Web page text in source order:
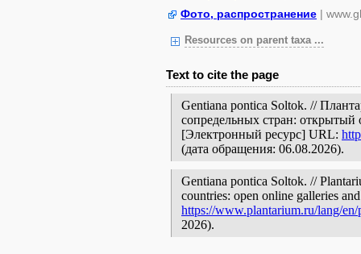
Фото, распространение |
Resources on parent taxa ...
Text to cite the page
Gentiana pontica Soltok. //
сопредельных стран: открытый
[Электронный ресурс] URL:
(дата обращения: 06.08.2026).
Gentiana pontica Soltok. //
countries: open online galleries
https://www.plantarium.ru/lang/
2026).